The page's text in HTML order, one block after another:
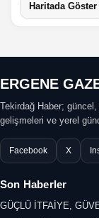
Haritada Göster
ERGENE
Tekirdağ Haber;
gelişmeleri ve yerel
Facebook X
Son Haberler
GÜÇLÜ İTFAİYE,